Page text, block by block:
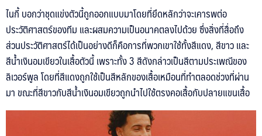
ไนกี้ บอกว่าชุดแข่งตัวนี้ถูกออกแบบมาโดยที่ยึดหลักว่าจะเคารพต่อ
ประวัติศาสตร์ของทีม และผสมความเป็นอนาคตลงไปด้วย ซึ่งสิ่งที่สื่อถึง
ส่วนประวัติศาสตร์ได้เป็นอย่างดีก็คือการที่พวกเขาใช้ทั้งสีแดง, สีขาว และ
สีน้ำเงินอมเขียวในเสื้อตัวนี้ เพราะทั้ง 3 สีดังกล่าวเป็นสีตามประเพณีของ
ลิเวอร์พูล โดยที่สีแดงถูกใช้เป็นสีหลักของเสื้อเหมือนที่ทำตลอดช่วงที่ผ่าน
มา ขณะที่สีขาวกับสีน้ำเงินอมเขียวถูกนำไปใช้ตรงคอเสื้อกับปลายแขนเสื้อ